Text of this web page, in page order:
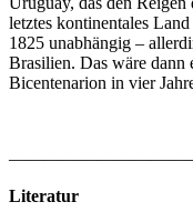
letztes kontinentales
1825 unabhängig –
Brasilien. Das wäre dann
Bicentenarion in vier
Literatur